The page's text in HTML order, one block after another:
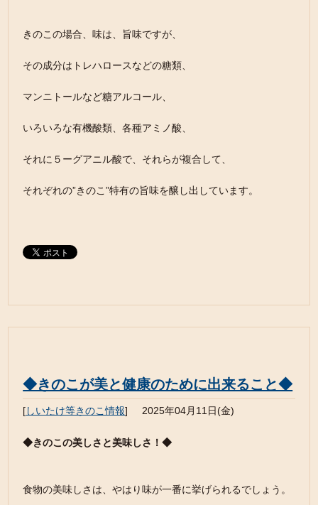
きのこの場合、味は、旨味ですが、
その成分はトレハロースなどの糖類、
マンニトールなど糖アルコール、
いろいろな有機酸類、各種アミノ酸、
それに５ーグアニル酸で、それらが複合して、
それぞれの”きのこ”特有の旨味を醸し出しています。
◆きのこが美と健康のために出来ること◆
[しいたけ等きのこ情報] 2025年04月11日(金)
◆きのこの美しさと美味しさ！◆
食物の美味しさは、やはり味が一番に挙げられるでしょう。